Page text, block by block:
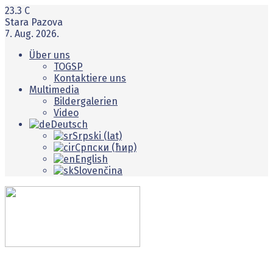
23.3 C
Stara Pazova
7. Aug. 2026.
Über uns
TOGSP
Kontaktiere uns
Multimedia
Bildergalerien
Video
Deutsch
Srpski (lat)
Српски (ћир)
English
Slovenčina